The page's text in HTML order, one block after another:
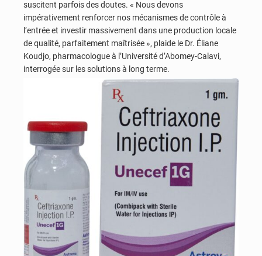
suscitent parfois des doutes. « Nous devons
impérativement renforcer nos mécanismes de contrôle à
l’entrée et investir massivement dans une production locale
de qualité, parfaitement maîtrisée », plaide le Dr. Éliane
Koudjo, pharmacologue à l’Université d’Abomey-Calavi,
interrogée sur les solutions à long terme.